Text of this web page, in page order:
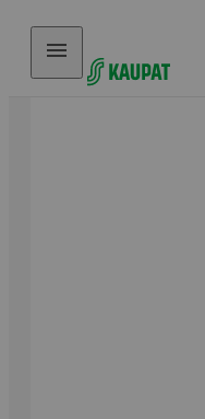
Hyppää sisältöön